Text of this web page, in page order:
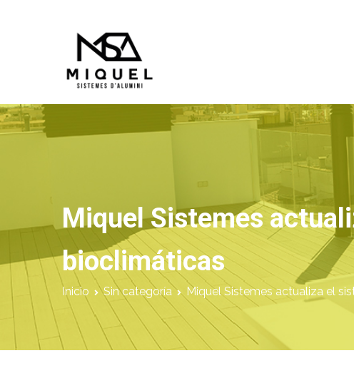
Miquel Sistemes
bioclimáticas
Inicio Sin categoría Miquel Sistemes actualiza el